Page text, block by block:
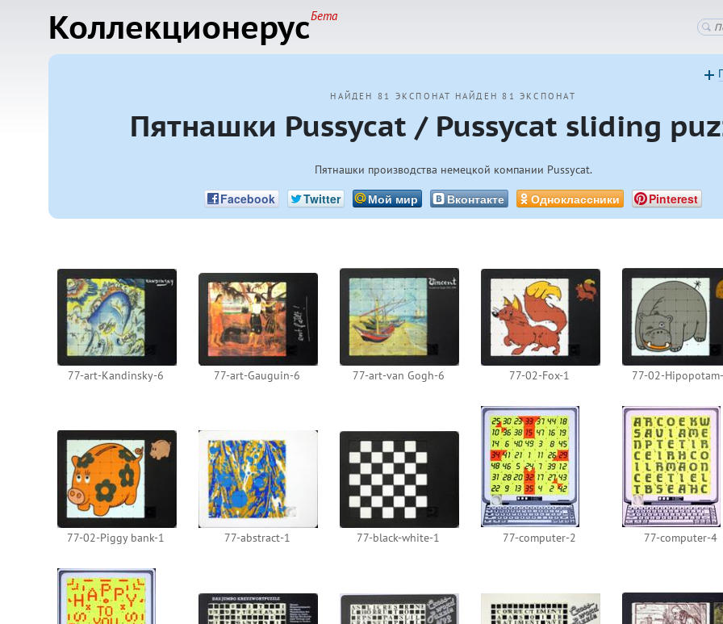
КоллекционерусБета
НАЙДЕН 81 ЭКСПОНАТ НАЙДЕН 81 ЭКСПОНАТ
Пятнашки Pussycat / Pussycat sliding
Пятнашки производства немецкой компании Pussycat.
Facebook Twitter Мой мир Вконтакте Одноклассники Pinterest
77-art-Kandinsky-6 77-art-Gauguin-6 77-art-van Gogh-6 77-02-Fox-1 77-02-
77-02-Piggy bank-1 77-abstract-1 77-black-white-1 77-computer-2 77-computer-4